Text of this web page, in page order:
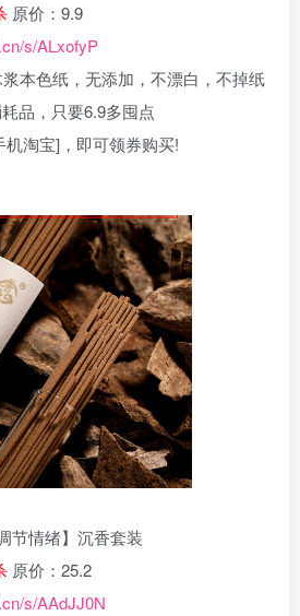
原价：9.9
s/ALxofyP
本色纸，无添加，不漂白，不掉纸
品，只要6.9多囤点
淘宝]，即可领券购买!
节情绪】沉香套装
原价：25.2
s/AAdJJ0N